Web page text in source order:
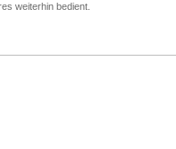
weiterhin bedient.